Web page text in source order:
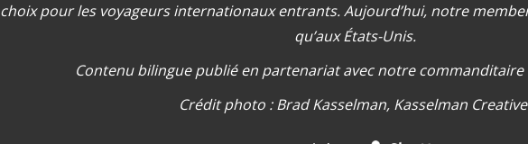
pour les voyageurs internationaux entrants. Aujourd’hui, notre
qu’aux États-Unis.
Contenu bilingue publié en partenariat avec notre commanditaire
Crédit photo : Brad Kasselman, Kasselman